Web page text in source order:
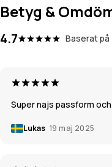
Betyg &
4.7 Baserat på
Super najs passform
Lukas 19 maj 2025